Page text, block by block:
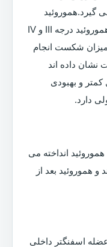
گیرد.هموروئید
کتومی استاپلر،عمدتا در بیماران مبتلا به هموروئید درجه III و IV
میزان شکست انجام
نشان داده اند
کمتر و بهبودی
دارد.
انداخته می
هموروئید بعد از
اسفنگتر داخلی